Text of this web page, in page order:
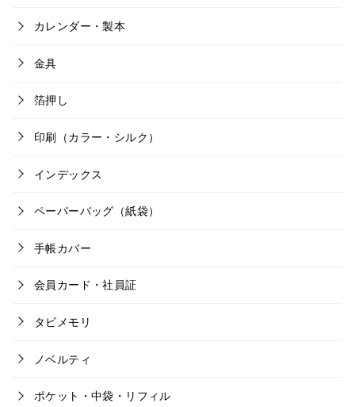
カレンダー・製本
金具
箔押し
印刷（カラー・シルク）
インデックス
ペーパーバッグ（紙袋）
手帳カバー
会員カード・社員証
タビメモリ
ノベルティ
ポケット・中袋・リフィル